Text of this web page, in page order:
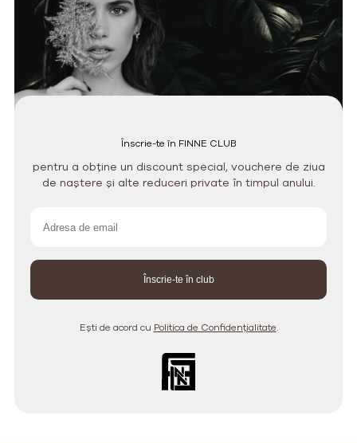
Înscrie-te în FINNE CLUB
pentru a obține un discount special, vouchere de ziua
de naștere și alte reduceri private în timpul anului.
Ești de acord cu Politica de Confidențialitate.